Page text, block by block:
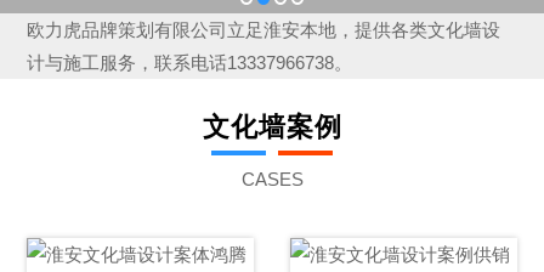
1 2 3 4
欧力虎品牌策划有限公司立足淮安本地，提供各类文化墙设
计与施工服务，联系电话13337966738。
文化墙案例
CASES